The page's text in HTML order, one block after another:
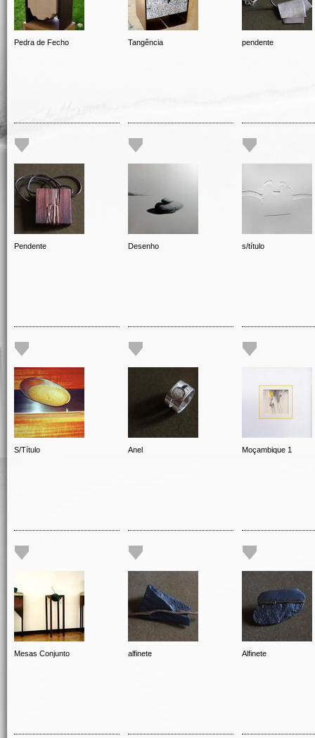
Pedra de Fecho Tangência pendente
Pendente Desenho s/título
S/Título Anel Moçambique 1
Mesas Conjunto alfinete Alfinete